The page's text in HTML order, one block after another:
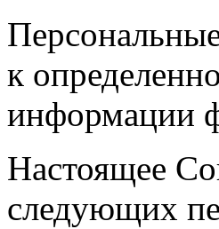
к
информации
Настоящее
следующих